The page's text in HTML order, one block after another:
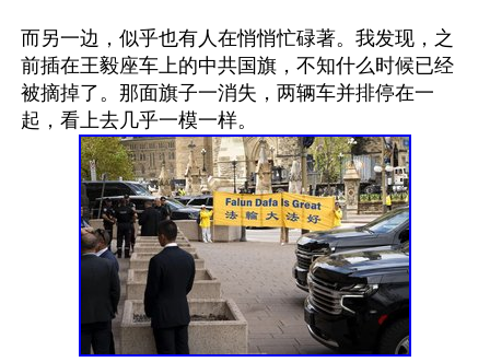
而另一边，似乎也有人在悄悄忙碌著。我发现，之
前插在王毅座车上的中共国旗，不知什么时候已经
被摘掉了。那面旗子一消失，两辆车并排停在一